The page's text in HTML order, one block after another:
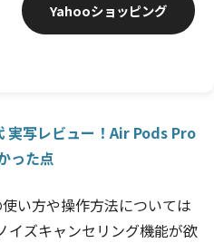
Yahooショッピング
実写レビュー！Air Pods Pro
った点
い方や操作方法については
イズキャンセリング機能が欲